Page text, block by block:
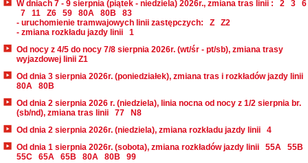
W dniach 7 - 9 sierpnia (piątek - niedziela) 2026r., zmiana tras linii : 2 3
6
7
11 Z6 59 80A 80B
83
- uruchomienie tramwajowych linii zastępczych:
Z
Z2
- zmiana rozkładu jazdy linii
1
Od nocy z 4/5 do nocy 7/8 sierpnia 2026r. (wt/śr - pt/sb), zmiana trasy
wyjazdowej linii Z1
Od dnia 3 sierpnia 2026r. (poniedziałek), zmiana tras i rozkładów jazdy linii
80A
80B
Od dnia 2 sierpnia 2026 r. (niedziela), linia nocna od nocy z 1/2 sierpnia br.
(sb/nd), zmiana tras linii
77
N8
Od dnia 2 sierpnia 2026r. (niedziela), zmiana rozkładu jazdy linii
4
Od dnia 1 sierpnia 2026r. (sobota), zmiana rozkładów jazdy linii
55A
55B
55C
65A 65B 80A 80B
99